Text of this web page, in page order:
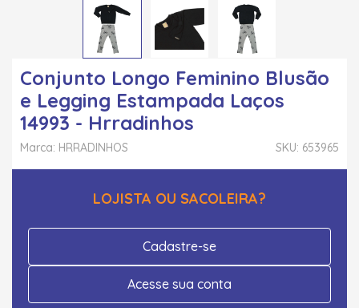
Conjunto Longo Feminino Blusão
e Legging Estampada Laços
14993 - Hrradinhos
SKU: 653965
Marca: HRRADINHOS
LOJISTA OU SACOLEIRA?
Cadastre-se
Acesse sua conta